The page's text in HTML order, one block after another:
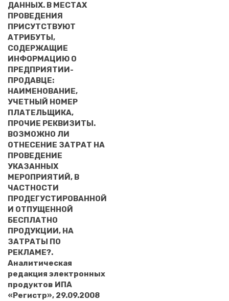
ДАННЫХ. В МЕСТАХ
ПРОВЕДЕНИЯ
ПРИСУТСТВУЮТ
АТРИБУТЫ,
СОДЕРЖАЩИЕ
ИНФОРМАЦИЮ О
ПРЕДПРИЯТИИ-
ПРОДАВЦЕ:
НАИМЕНОВАНИЕ,
УЧЕТНЫЙ НОМЕР
ПЛАТЕЛЬЩИКА,
ПРОЧИЕ РЕКВИЗИТЫ.
ВОЗМОЖНО ЛИ
ОТНЕСЕНИЕ ЗАТРАТ НА
ПРОВЕДЕНИЕ
УКАЗАННЫХ
МЕРОПРИЯТИЙ, В
ЧАСТНОСТИ
ПРОДЕГУСТИРОВАННОЙ
И ОТПУЩЕННОЙ
БЕСПЛАТНО
ПРОДУКЦИИ, НА
ЗАТРАТЫ ПО
РЕКЛАМЕ?.
Аналитическая
редакция электронных
продуктов ИПА
«Регистр», 29.09.2008